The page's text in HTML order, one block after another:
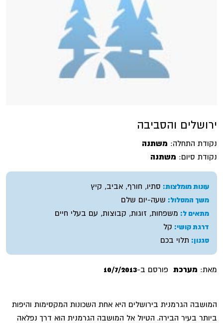
ירושלים והסביבה
נקודת התחלה: משתנה
נקודת סיום: משתנה
עונות מומלצות: סתיו, חורף, אביב, קיץ
משך המסלול: שעה-יום שלם
מתאים ל: משפחות, זוגות, קבוצות, עם בעלי חיים
דרגת קושי: קל
סגנון: תלוי בכם
מאת: מערכת פורסם ב-10/7/2013
המושבה הגרמנית בירושלים היא אחת השכונות המקסימות והיפות
ביותר בעיר הבירה. הטיול אל המושבה הגרמנית הוא דרך נפלאה